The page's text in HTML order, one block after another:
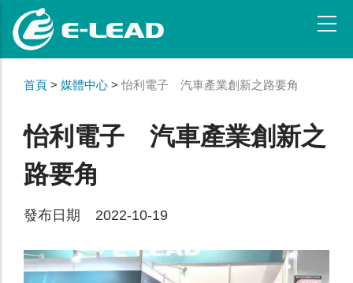
首頁 > 媒體中心 >怡利電子 汽車產業創新之路要角
怡利電子 汽車產業創新之
路要角
發布日期 2022-10-19